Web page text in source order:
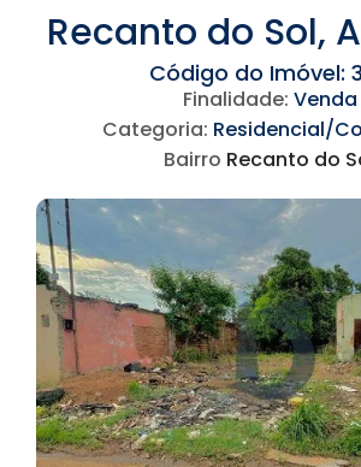
Recanto do Sol,
Código do Imóvel:
Finalidade: Venda
Categoria: Residencial/
Bairro Recanto do